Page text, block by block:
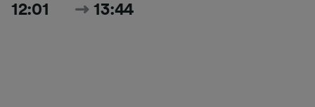
12:01 13:44